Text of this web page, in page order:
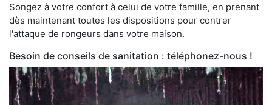
Songez à votre confort à celui de votre famille, en prenant
dès maintenant toutes les dispositions pour contrer
l'attaque de rongeurs dans votre maison.
Besoin de conseils de sanitation : téléphonez-nous !